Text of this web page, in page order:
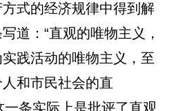
式的经济规律中得到解
道：“直观的唯物主义，
践活动的唯物主义，至
和市民社会的直
一条实际上是批评了直观